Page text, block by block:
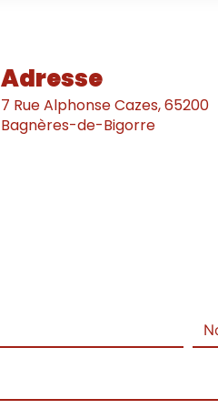
Adresse
7 Rue Alphonse Cazes, 65200
Bagnères-de-Bigorre